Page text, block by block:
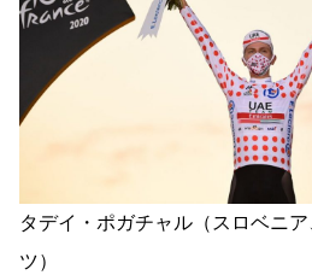
タデイ・ポガチャル（スロベニ
ツ）